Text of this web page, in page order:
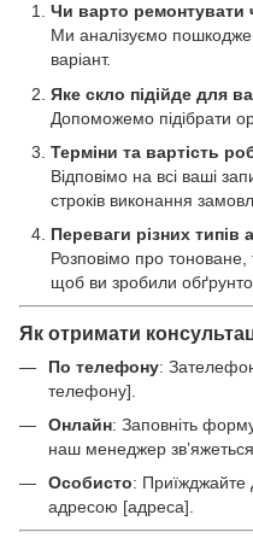
Чи варто ремонтувати
Ми аналізуємо
варіант.
Яке скло підійде для
Допоможемо підібрати
Терміни та вартість
Відповімо на всі ваші
строків виконання
Переваги різних типів
Розповімо про тоноване,
щоб ви зробили
Як отримати
По телефону:
телефону].
Онлайн: Заповніть форму
наш менеджер
Особисто: Приїжджайте
адресою [адреса].